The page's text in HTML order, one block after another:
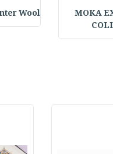
MOKA
Wool